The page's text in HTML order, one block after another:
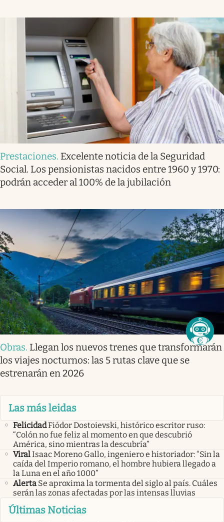
Prestaciones. Excelente noticia de la Seguridad
Social. Los pensionistas nacidos entre 1960 y 1970:
podrán acceder al 100% de la jubilación
Obras. Llegan los nuevos trenes que transformarán
los viajes nocturnos: las 5 rutas clave que se
estrenarán en 2026
Las más leidas
FelicidadFiódor Dostoievski, histórico escritor ruso:
“Colón no fue feliz al momento en que descubrió
América, sino mientras la descubría”
ViralIsaac Moreno Gallo, ingeniero e historiador: “Sin la
caída del Imperio romano, el hombre hubiera llegado a
la Luna en el año 1000”
Alerta Se aproxima la tormenta del siglo al país. Cuáles
serán las zonas afectadas por las intensas lluvias
Últimas Noticias